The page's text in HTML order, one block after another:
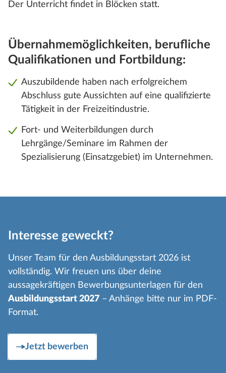
Der Unterricht findet in Blöcken statt.
Übernahmemöglichkeiten, berufliche
Qualifikationen und Fortbildung:
Auszubildende haben nach erfolgreichem
Abschluss gute Aussichten auf eine qualifizierte
Tätigkeit in der Freizeitindustrie.
Fort- und Weiterbildungen durch
Lehrgänge/Seminare im Rahmen der
Spezialisierung (Einsatzgebiet) im Unternehmen.
Interesse geweckt?
Unser Team für den Ausbildungsstart 2026 ist
vollständig. Wir freuen uns über deine
aussagekräftigen Bewerbungsunterlagen für den
Ausbildungsstart 2027 – Anhänge bitte nur im PDF-
Format.
Jetzt bewerben